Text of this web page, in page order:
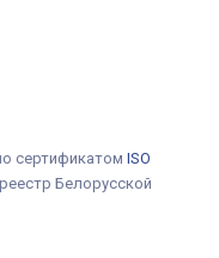
сертификатом ISO
Белорусской